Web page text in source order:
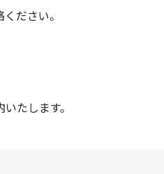
ださい。
たします。